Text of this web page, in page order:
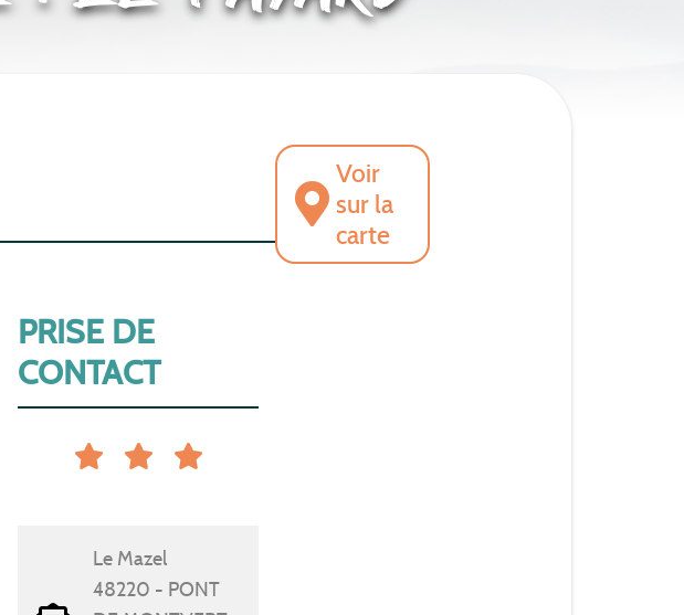
Voir
sur la
carte
PRISE DE
CONTACT
Le Mazel
48220 - PONT